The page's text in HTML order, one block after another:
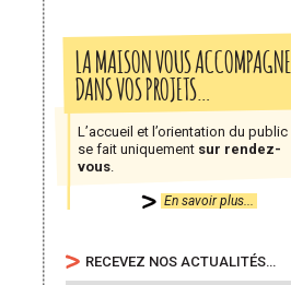
LA MAISON VOUS ACCOMPAGNE
DANS VOS PROJETS…
L’accueil et l’orientation du public
se fait uniquement sur rendez-
vous
En savoir plus...
RECEVEZ NOS ACTUALITÉS…